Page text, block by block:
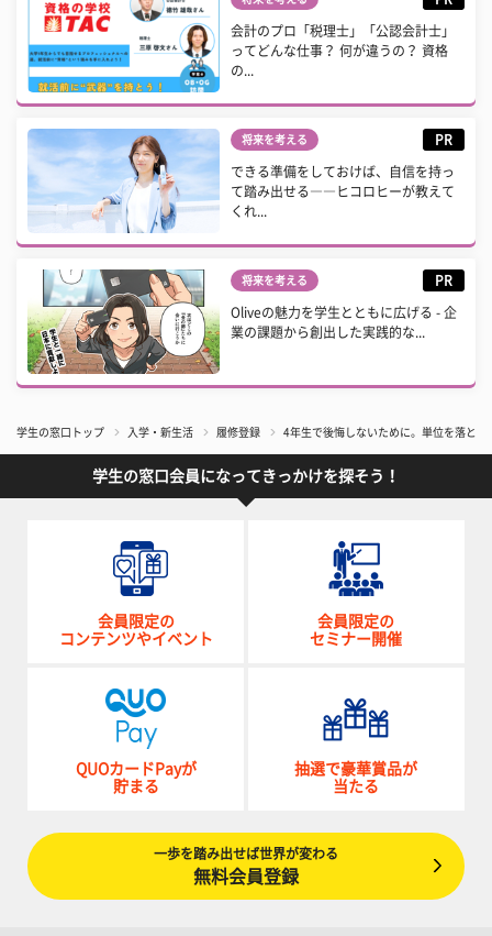
会計のプロ「税理士」「公認会計士」
ってどんな仕事？ 何が違うの？ 資格
の...
将来を考える PR
できる準備をしておけば、自信を持っ
て踏み出せる――ヒコロヒーが教えて
くれ...
将来を考える PR
Oliveの魅力を学生とともに広げる - 企
業の課題から創出した実践的な...
学生の窓口トップ 入学・新生活 履修登録 4年生で後悔しないために。単位を落とさ
学生の窓口会員になってきっかけを探そう！
会員限定の
コンテンツやイベント
会員限定の
セミナー開催
QUOカードPayが
貯まる
抽選で豪華賞品が
当たる
一歩を踏み出せば世界が変わる
無料会員登録